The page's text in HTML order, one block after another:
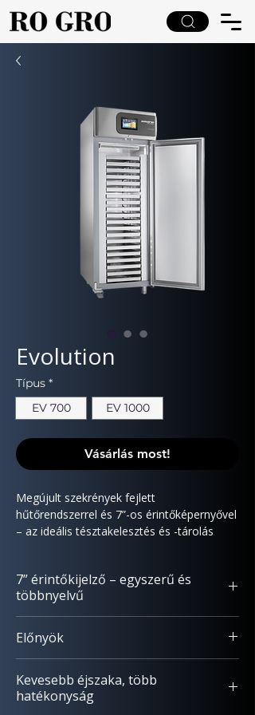
Evolution
Típus *
EV 700
EV 1000
Vásárlás most!
Megújult szekrények fejlett
hűtőrendszerrel és 7”-os érintőképernyővel
– az ideális tésztakelesztés és -tárolás
7” érintőkijelző – egyszerű és
többnyelvű
Automata és kézi programok
Kézi tárolási üzemmód
Látványos, grafikus ciklusmegjelenítés
Beépített100 recept
Előnyök
cukrászműhelyekben kulcsfontosságú az
egyenletes minőség, a biztosan tartható
Kevesebb éjszaka, több
hatékonyság